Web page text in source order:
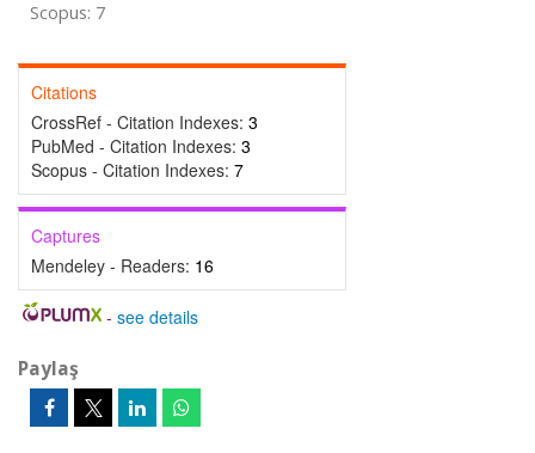
Scopus: 7
Citations
CrossRef - Citation Indexes: 3
PubMed - Citation Indexes: 3
Scopus - Citation Indexes: 7
Captures
Mendeley - Readers: 16
- see details
Paylaş